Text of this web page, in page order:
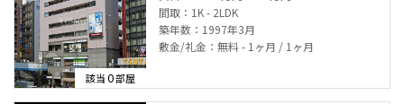
該当0部屋
間取：1K - 2LDK
築年数：1997年3月
敷金/礼金：無料 - 1ヶ月 / 1ヶ月